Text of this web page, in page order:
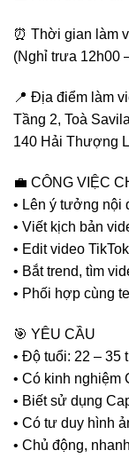
⏰ Thời gian làm
(Nghỉ trưa 12h00
📍 Địa điểm làm
Tầng 2, Toà Savila
140 Hải Thượng
💼 CÔNG VIỆC
• Lên ý tưởng nội
• Viết kịch bản
• Edit video
• Bắt trend, tìm
• Phối hợp cùng
🎯 YÊU CẦU
• Độ tuổi: 22 – 35
• Có kinh nghiệm
• Biết sử dụng
• Có tư duy hình
• Chủ động,